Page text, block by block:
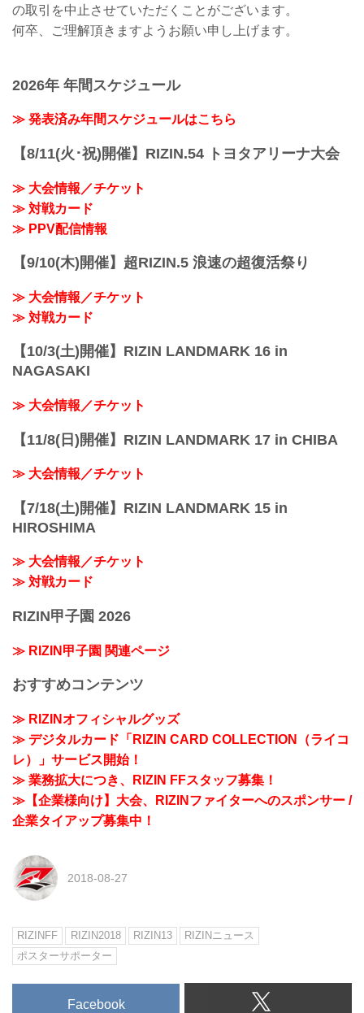
の取引を中止させていただくことがございます。
何卒、ご理解頂きますようお願い申し上げます。
2026年 年間スケジュール
≫ 発表済み年間スケジュールはこちら
【8/11(火･祝)開催】RIZIN.54 トヨタアリーナ大会
≫ 大会情報／チケット
≫ 対戦カード
≫ PPV配信情報
【9/10(木)開催】超RIZIN.5 浪速の超復活祭り
≫ 大会情報／チケット
≫ 対戦カード
【10/3(土)開催】RIZIN LANDMARK 16 in
NAGASAKI
≫ 大会情報／チケット
【11/8(日)開催】RIZIN LANDMARK 17 in CHIBA
≫ 大会情報／チケット
【7/18(土)開催】RIZIN LANDMARK 15 in
HIROSHIMA
≫ 大会情報／チケット
≫ 対戦カード
RIZIN甲子園 2026
≫ RIZIN甲子園 関連ページ
おすすめコンテンツ
≫ RIZINオフィシャルグッズ
≫ デジタルカード「RIZIN CARD COLLECTION（ライコ
レ）」サービス開始！
≫ 業務拡大につき、RIZIN FFスタッフ募集！
≫【企業様向け】大会、RIZINファイターへのスポンサー /
企業タイアップ募集中！
2018-08-27
RIZINFF RIZIN2018 RIZIN13
RIZINニュース
ポスターサポーター
Facebook